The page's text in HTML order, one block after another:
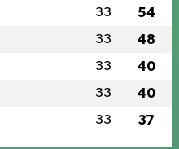
33 54
33 48
33 40
33 40
33 37